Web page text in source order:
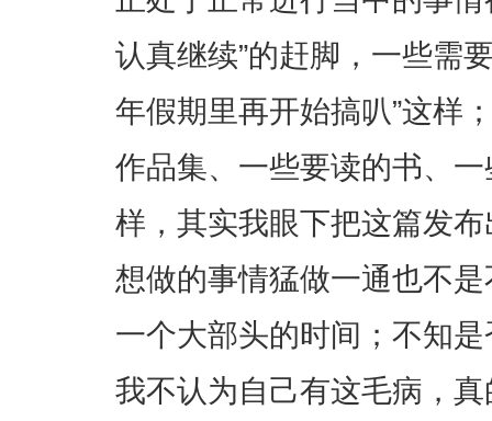
认真继续”的赶脚，一些需
年假期里再开始搞叭”这样
作品集、一些要读的书、
样，其实我眼下把这篇发
想做的事情猛做一通也不
一个大部头的时间；不知
我不认为自己有这毛病，